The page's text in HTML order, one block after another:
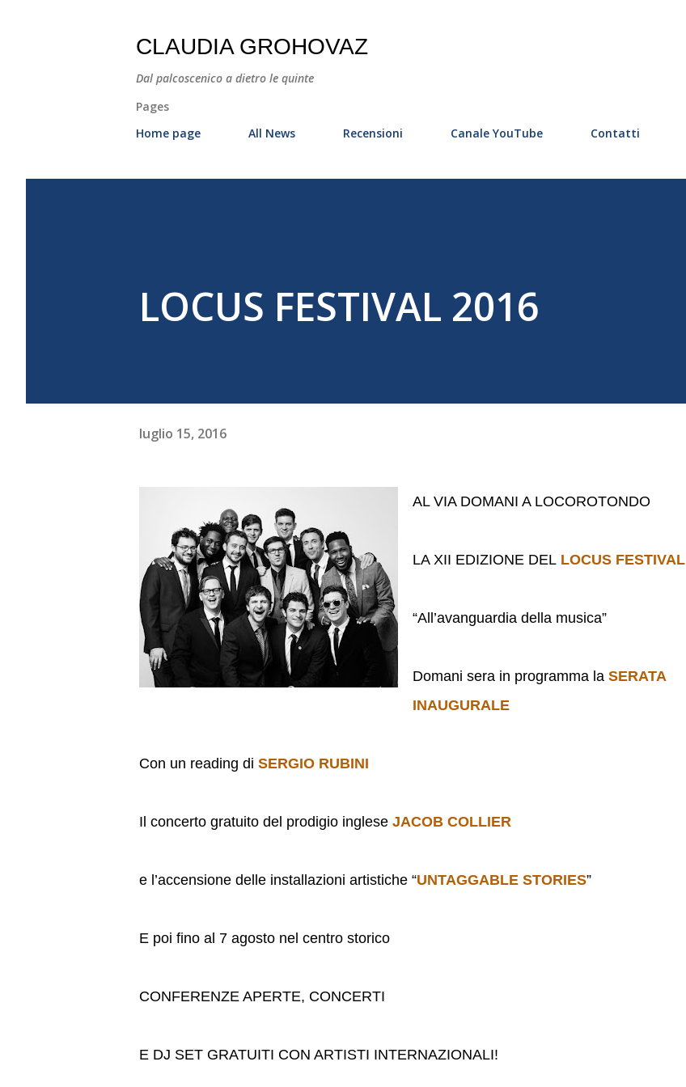
CLAUDIA GROHOVAZ
Dal palcoscenico a dietro le quinte
Pages
Home page
All News Recensioni Canale YouTube Contatti
LOCUS FESTIVAL 2016
luglio 15, 2016
AL VIA DOMANI A LOCOROTONDO
LA XII EDIZIONE DEL LOCUS FESTIVAL
“All’avanguardia della musica”
Domani sera in programma la SERATA
INAUGURALE
Con un reading di SERGIO RUBINI
Il concerto gratuito del prodigio inglese JACOB COLLIER
e l’accensione delle installazioni artistiche “UNTAGGABLE STORIES”
E poi fino al 7 agosto nel centro storico
CONFERENZE APERTE, CONCERTI
E DJ SET GRATUITI CON ARTISTI INTERNAZIONALI!